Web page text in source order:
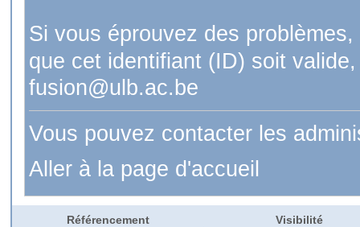
Si vous éprouvez des
que cet identifiant (ID) soit
fusion@ulb.ac.be
Vous pouvez contacter les
Aller à la page d'accueil
Référencement Visibilité